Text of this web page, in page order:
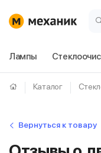
Лампы
Каталог
Вернуться к товару